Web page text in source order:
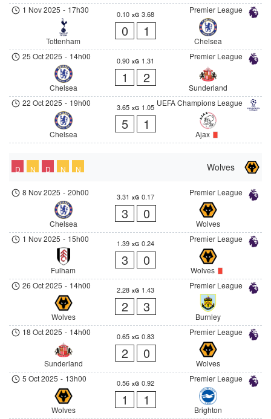
Premier League
1 Nov 2025 - 17h30
Tottenham
0.10 xG 3.68
0 1
Chelsea
Premier League
25 Oct 2025 - 14h00
Chelsea
0.90 xG 1.31
1 2
Sunderland
UEFA Champions League
22 Oct 2025 - 19h00
Chelsea
3.65 xG 1.05
5 1
Ajax
Wolves
D N D N N
Premier League
8 Nov 2025 - 20h00
Chelsea
3.31 xG 0.17
3 0
Wolves
Premier League
1 Nov 2025 - 15h00
Fulham
1.39 xG 0.24
3 0
Wolves
Premier League
26 Oct 2025 - 14h00
Wolves
2.28 xG 1.43
2 3
Burnley
Premier League
18 Oct 2025 - 14h00
Sunderland
0.65 xG 0.83
2 0
Wolves
Premier League
5 Oct 2025 - 13h00
Wolves
0.56 xG 0.92
1 1
Brighton